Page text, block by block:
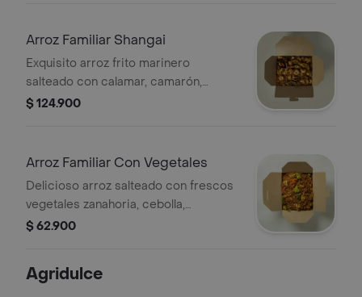
Arroz Familiar Shangai
Exquisito arroz frito marinero
salteado con calamar, camarón,
palmito de cangrejo, trocitos de
$ 124.900
Arroz Familiar Con Vegetales
Delicioso arroz salteado con frescos
vegetales zanahoria, cebolla,
pimentón, champiñones, mazorquita
$ 62.900
Agridulce